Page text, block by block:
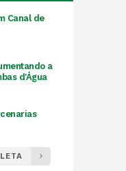
Canal de
a
d'Água